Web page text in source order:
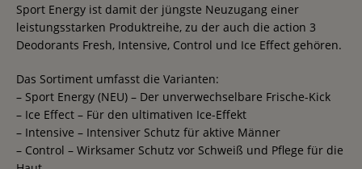
Sport Energy ist damit der jüngste Neuzugang einer
leistungsstarken Produktreihe, zu der auch die action 3
Deodorants Fresh, Intensive, Control und Ice Effect gehören.
Das Sortiment umfasst die Varianten:
– Sport Energy (NEU) – Der unverwechselbare Frische-Kick
– Ice Effect – Für den ultimativen Ice-Effekt
– Intensive – Intensiver Schutz für aktive Männer
– Control – Wirksamer Schutz vor Schweiß und Pflege für die